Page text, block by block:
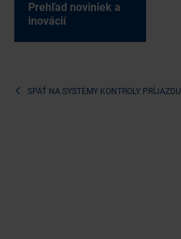
Pre­hľad no­vi­niek a
ino­vá­cií
SPÄŤ NA SYSTÉMY KONTROLY PRÍJAZDU